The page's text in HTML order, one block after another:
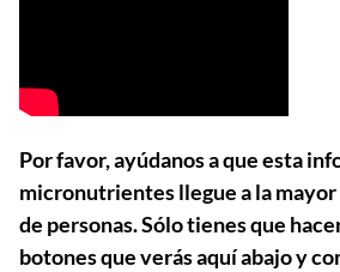
Por favor, ayúdanos a que esta
micronutrientes llegue a la
de personas. Sólo tienes que
botones que verás aquí abajo y